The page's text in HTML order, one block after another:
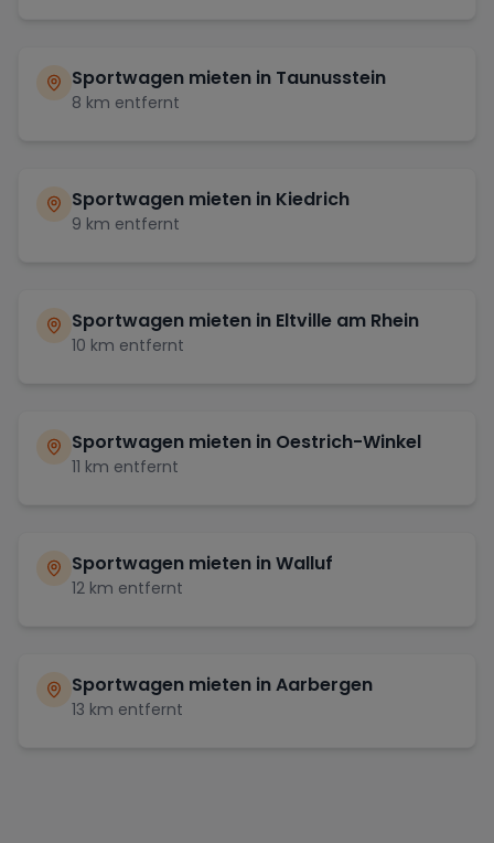
Sportwagen mieten in Taunusstein
8 km entfernt
Sportwagen mieten in Kiedrich
9 km entfernt
Sportwagen mieten in Eltville am Rhein
10 km entfernt
Sportwagen mieten in Oestrich-Winkel
11 km entfernt
Sportwagen mieten inWalluf
12 km entfernt
Sportwagen mieten inAarbergen
13 km entfernt